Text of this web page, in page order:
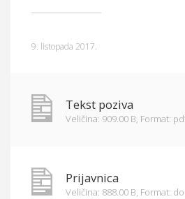
Dokumenti
9. listopada 2017.
Tekst poziva
Veličina: 909.00 B, Format:
Prijavnica
Veličina: 888.00 B, Format: